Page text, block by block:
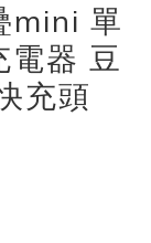
mini 單
電器 豆
充頭